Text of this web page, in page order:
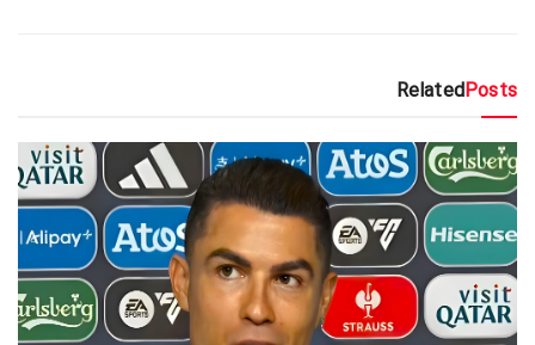
RelatedPosts